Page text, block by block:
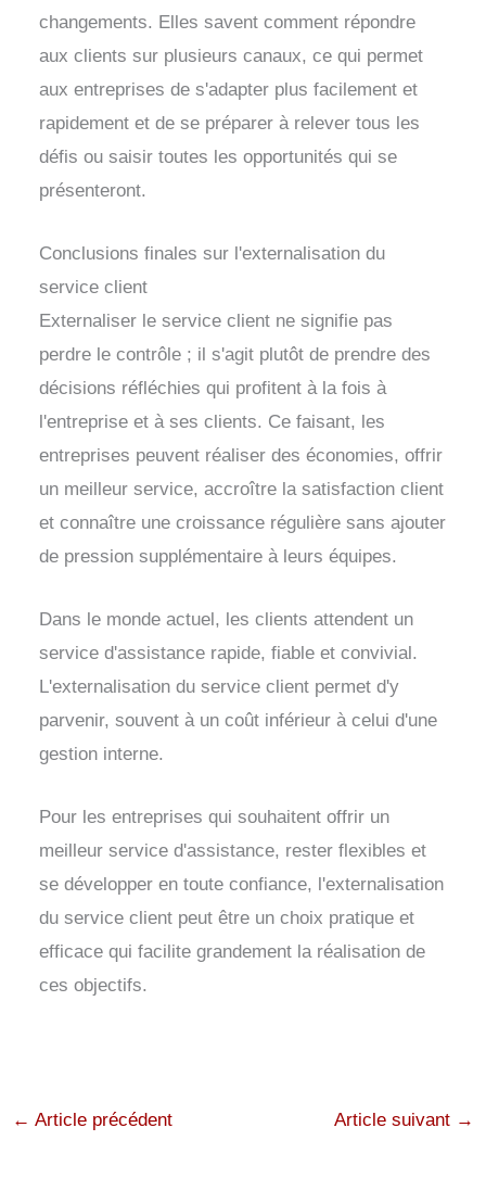
changements. Elles savent comment répondre
aux clients sur plusieurs canaux, ce qui permet
aux entreprises de s'adapter plus facilement et
rapidement et de se préparer à relever tous les
défis ou saisir toutes les opportunités qui se
présenteront.
Conclusions finales sur l'externalisation du
service client
Externaliser le service client ne signifie pas
perdre le contrôle ; il s'agit plutôt de prendre des
décisions réfléchies qui profitent à la fois à
l'entreprise et à ses clients. Ce faisant, les
entreprises peuvent réaliser des économies, offrir
un meilleur service, accroître la satisfaction client
et connaître une croissance régulière sans ajouter
de pression supplémentaire à leurs équipes.
Dans le monde actuel, les clients attendent un
service d'assistance rapide, fiable et convivial.
L'externalisation du service client permet d'y
parvenir, souvent à un coût inférieur à celui d'une
gestion interne.
Pour les entreprises qui souhaitent offrir un
meilleur service d'assistance, rester flexibles et
se développer en toute confiance, l'externalisation
du service client peut être un choix pratique et
efficace qui facilite grandement la réalisation de
ces objectifs.
← Article précédent Article suivant →